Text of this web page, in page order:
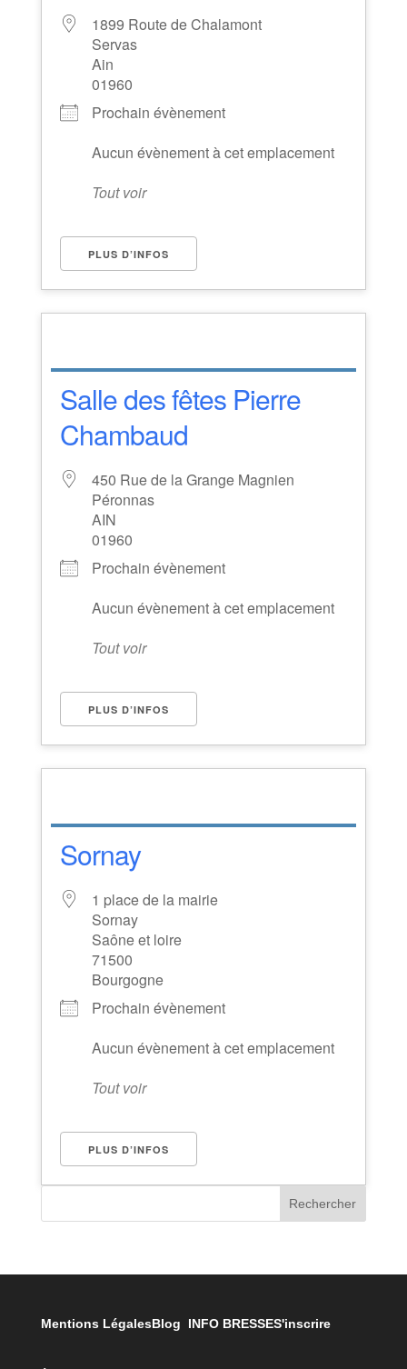
1899 Route de Chalamont
Servas
Ain
01960
Prochain évènement
Aucun évènement à cet emplacement
Tout voir
PLUS D’INFOS
Salle des fêtes Pierre
Chambaud
450 Rue de la Grange Magnien
Péronnas
AIN
01960
Prochain évènement
Aucun évènement à cet emplacement
Tout voir
PLUS D’INFOS
Sornay
1 place de la mairie
Sornay
Saône et loire
71500
Bourgogne
Prochain évènement
Aucun évènement à cet emplacement
Tout voir
PLUS D’INFOS
Rechercher
Mentions LégalesBlog INFO BRESSES'inscrire